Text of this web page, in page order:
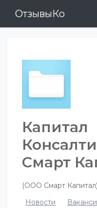
ОтзывыКо
Капитал
Смарт
(ООО Смарт Капитал)
Новости